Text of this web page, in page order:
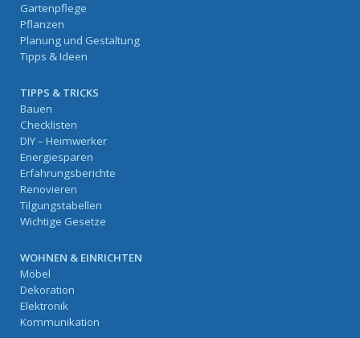
Gartenpflege
Pflanzen
Planung und Gestaltung
Tipps & Ideen
TIPPS & TRICKS
Bauen
Checklisten
DIY – Heimwerker
Energiesparen
Erfahrungsberichte
Renovieren
Tilgungstabellen
Wichtige Gesetze
WOHNEN & EINRICHTEN
Möbel
Dekoration
Elektronik
Kommunikation